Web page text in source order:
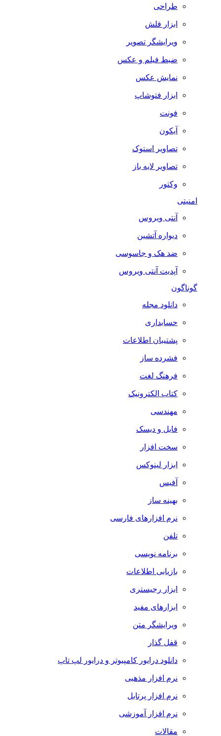
طراحی
ابزار فلش
ویرایشگر تصویر
ضبط فيلم و عكس
نمایش عکس
ابزار فتوشاپ
فونت
آیکون
تصاویر استوک
تصاویر لایه باز
وکتور
امنیتی
آنتی ویروس
دیواره آتشین
ضد هک و جاسوسی
آپدیت آنتی ویروس
گوناگون
دانلود مجله
حسابداری
پشتیبان اطلاعات
فشرده ساز
فرهنگ لغت
کتاب الکترونیک
مهندسی
فایل و دیسک
سخت افزار
ابزار لینوکس
آفیس
بهینه ساز
نرم افزارهای فارسی
تلفن
برنامه نویسی
بازیابی اطلاعات
ابزار رجیستری
ابزارهای مفید
ویرایشگر متن
قفل گذار
دانلود درایور کامپیوتر و درایور لپ تاپ
نرم افزار مذهبی
نرم افزار پرتابل
نرم افزار آموزشی
مقالات